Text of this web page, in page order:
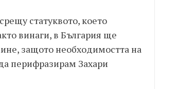
статуквото, което
винаги, в България ще
защото необходимостта на
перифразирам Захари